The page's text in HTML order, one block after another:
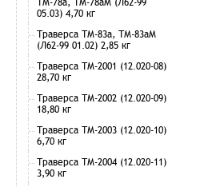
05.03) 4,70 кг
Траверса ТМ-83а, ТМ-83аМ
(Л62-99 01.02) 2,85 кг
Траверса ТМ-2001 (12.020-08)
28,70 кг
Траверса ТМ-2002 (12.020-09)
18,80 кг
Траверса ТМ-2003 (12.020-10)
6,70 кг
Траверса ТМ-2004 (12.020-11)
3,90 кг